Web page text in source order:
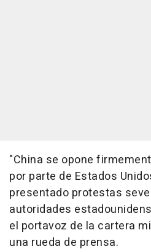
"China se opone
por parte de Estados
presentado protestas
autoridades
el portavoz de la cartera
una rueda de prensa.